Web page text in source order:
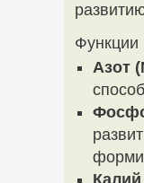
Функции
Азот